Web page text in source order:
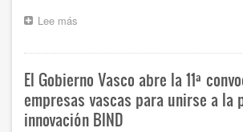
Lee más
Gobierno
constituye
50
millones
El Gobierno Vasco abre la 11ª
empresas vascas para unirse a la
innovación BIND